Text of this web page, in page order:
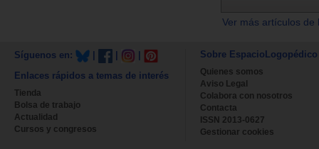
Ver más artículos
Síguenos en:
Enlaces rápidos a temas de interés
Tienda
Bolsa de trabajo
Actualidad
Cursos y congresos
Sobre EspacioLogopédico
Quienes somos
Aviso Legal
Colabora con nosotros
Contacta
ISSN 2013-0627
Gestionar cookies